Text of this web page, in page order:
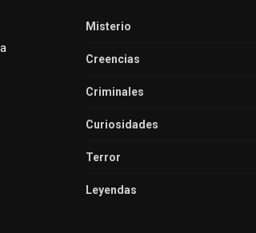
Misterio
Creencias
Criminales
Curiosidades
Terror
Leyendas